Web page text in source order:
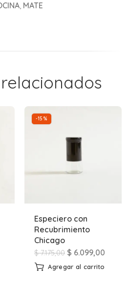
, MATE
-15%
Especiero con
Recubrimiento
Chicago
$7.175,00 $ 6.099,00
Agregar al carrito